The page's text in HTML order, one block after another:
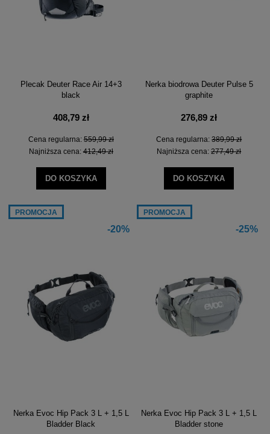
Plecak Deuter Race Air 14+3
black
408,79 zł
Cena regularna:559,99 zł
Najniższa cena:412,49 zł
DO KOSZYKA
Nerka biodrowa Deuter Pulse 5
graphite
276,89 zł
Cena regularna:389,99 zł
Najniższa cena:277,49 zł
DO KOSZYKA
-20%
Nerka Evoc Hip Pack 3 L + 1,5 L
Bladder Black
PROMOCJA
-25%
Nerka Evoc Hip Pack 3 L + 1,5 L
Bladder stone
PROMOCJA